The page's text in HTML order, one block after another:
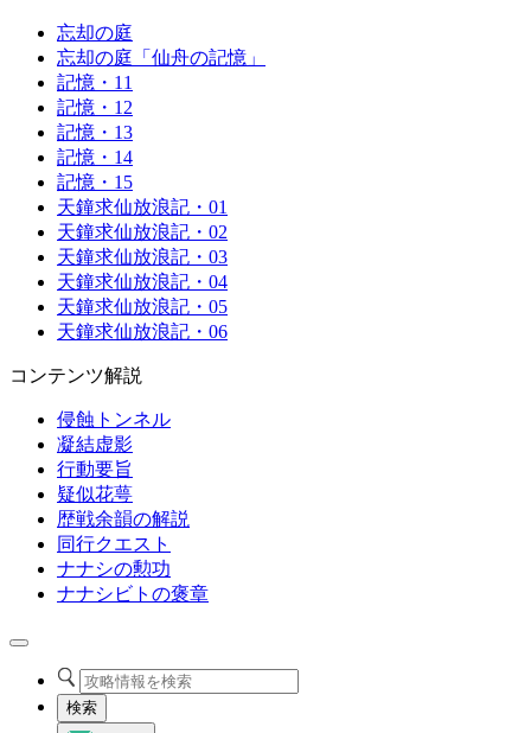
忘却の庭
忘却の庭「仙舟の記憶」
記憶・11
記憶・12
記憶・13
記憶・14
記憶・15
天鐘求仙放浪記・01
天鐘求仙放浪記・02
天鐘求仙放浪記・03
天鐘求仙放浪記・04
天鐘求仙放浪記・05
天鐘求仙放浪記・06
コンテンツ解説
侵蝕トンネル
凝結虚影
行動要旨
疑似花萼
歴戦余韻の解説
同行クエスト
ナナシの勲功
ナナシビトの褒章
検索